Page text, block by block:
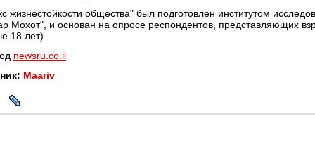
жизнестойкости общества" был подготовлен институтом
Мохот", и основан на опросе респондентов, представляющих
18 лет).
newsru.co.il
Maariv